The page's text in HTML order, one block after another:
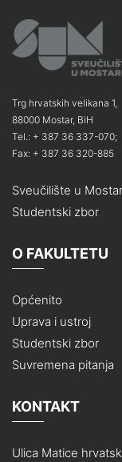
Trg hrvatskih velikana 1,
88000 Mostar, BiH
Tel.: + 387 36 337-070;
Fax: + 387 36 320-885
Sveučilište u
Studentski zbor
O FAKULTETU
Općenito
Uprava i ustroj
Studentski zbor
Suvremena pitanja
KONTAKT
Ulica Matice